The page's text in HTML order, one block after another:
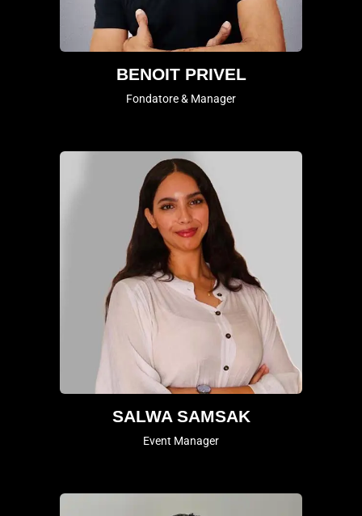
BENOIT PRIVEL
Fondatore & Manager
SALWA SAMSAK
Event Manager